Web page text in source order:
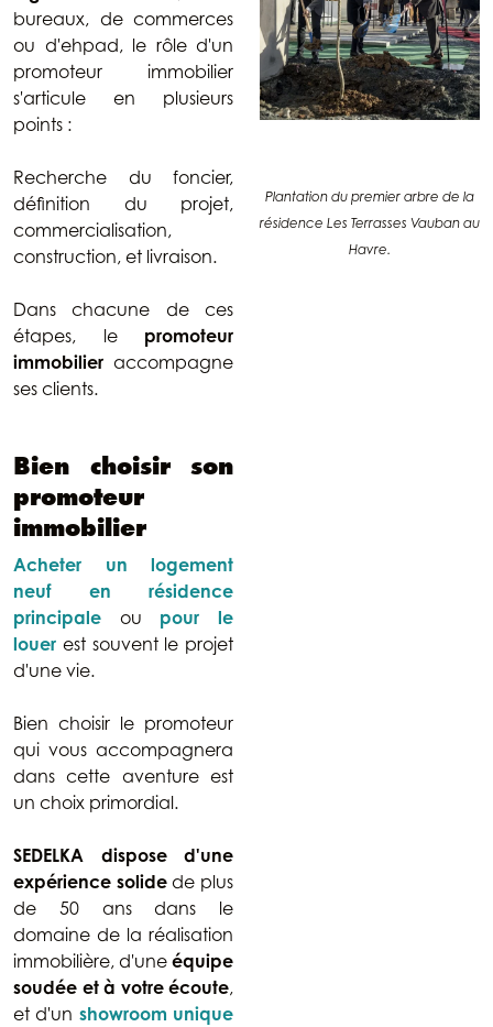
bureaux, de commerces
ou d'ehpad, le rôle d'un
promoteur immobilier
s'articule en plusieurs
points :
Recherche du foncier,
définition du projet,
commercialisation,
construction, et livraison.
Dans chacune de ces
étapes, le promoteur
immobilier accompagne
ses clients.
Bien choisir son
promoteur
immobilier
Acheter un logement
neuf en résidence
principale ou pour le
louer est souvent le projet
d'une vie.
Bien choisir le promoteur
qui vous accompagnera
dans cette aventure est
un choix primordial.
SEDELKA dispose d'une
expérience solidede plus
de 50 ans dans le
domaine de la réalisation
immobilière, d'une équipe
soudée et à votre écoute,
et d'un showroom unique
Plantation du premier arbre de la
résidence Les Terrasses Vauban au
Havre.